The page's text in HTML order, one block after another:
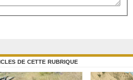
de cette rubrique